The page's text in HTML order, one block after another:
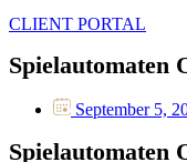
CLIENT PORTAL
Spielautomaten
September 5,
Spielautomaten